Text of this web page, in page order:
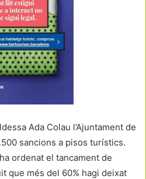
Ada Colau l’Ajuntament de
sancions a pisos turístics.
ordenat el tancament de
que més del 60% hagi deixat